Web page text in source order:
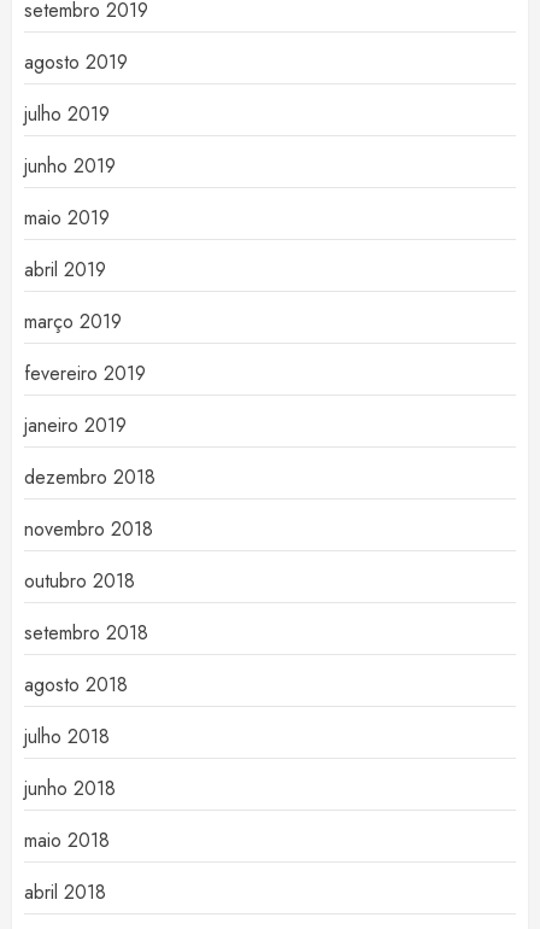
setembro 2019
agosto 2019
julho 2019
junho 2019
maio 2019
abril 2019
março 2019
fevereiro 2019
janeiro 2019
dezembro 2018
novembro 2018
outubro 2018
setembro 2018
agosto 2018
julho 2018
junho 2018
maio 2018
abril 2018